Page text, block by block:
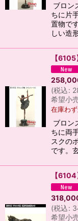
ブロン
ちに片
置物で
しい造
【
(税込:
希望小
在庫わ
ブロン
ちに両
スクの
です。
【
(税込:
希望小